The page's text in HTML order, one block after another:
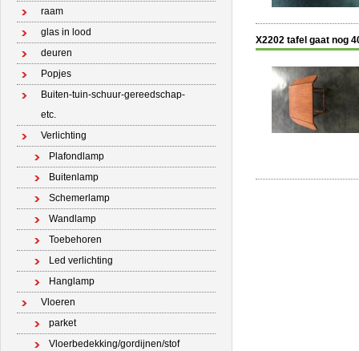
raam
glas in lood
deuren
Popjes
Buiten-tuin-schuur-gereedschap-
etc.
Verlichting
Plafondlamp
Buitenlamp
Schemerlamp
Wandlamp
Toebehoren
Led verlichting
Hanglamp
Vloeren
parket
Vloerbedekking/gordijnen/stof
X2202 tafel gaat nog